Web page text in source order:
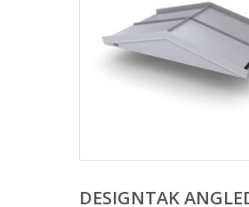
DESIGNTAK